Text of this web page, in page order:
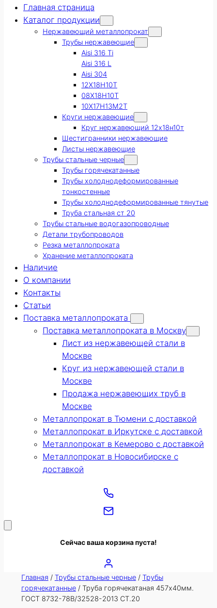
Главная страница
Каталог продукции
Нержавеющий металлопрокат
Трубы нержавеющие
Aisi 316 Ti
Aisi 316 L
Aisi 304
12Х18Н10Т
08Х18Н10Т
10Х17Н13М2Т
Круги нержавеющие
Круг нержавеющий 12х18н10т
Шестигранники нержавеющие
Листы нержавеющие
Трубы стальные черные
Трубы горячекатанные
Трубы холоднодеформированные
тонкостенные
Трубы холоднодеформированные тянутые
Труба стальная ст 20
Трубы стальные водогазопроводные
Детали трубопроводов
Резка металлопроката
Хранение металлопроката
Наличие
О компании
Контакты
Статьи
Поставка металлопроката
Поставка металлопроката в Москву
Лист из нержавеющей стали в
Москве
Круг из нержавеющей стали в
Москве
Продажа нержавеющих труб в
Москве
Металлопрокат в Тюмени с доставкой
Металлопрокат в Иркутске с доставкой
Металлопрокат в Кемерово с доставкой
Металлопрокат в Новосибирске с
доставкой
Сейчас ваша корзина пуста!
Главная / Трубы стальные черные/ Трубы
горячекатанные/ Труба горячекатаная 457х40мм.
ГОСТ 8732-78В/32528-2013 СТ.20